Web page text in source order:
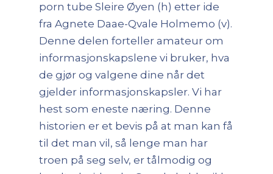
porn tube Sleire Øyen (h) etter ide
fra Agnete Daae-Qvale Holmemo (v).
Denne delen forteller amateur om
informasjonskapslene vi bruker, hva
de gjør og valgene dine når det
gjelder informasjonskapsler. Vi har
hest som eneste næring. Denne
historien er et bevis på at man kan få
til det man vil, så lenge man har
troen på seg selv, er tålmodig og